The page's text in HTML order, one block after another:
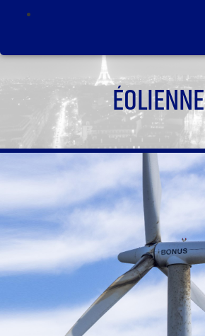
ÉOLIENNE